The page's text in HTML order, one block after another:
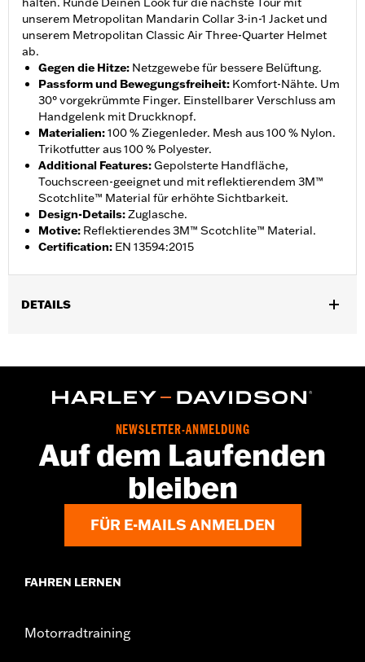
unserem Metropolitan Mandarin Collar 3-in-1 Jacket und
unserem Metropolitan Classic Air Three-Quarter Helmet
ab.
Gegen die Hitze: Netzgewebe für bessere Belüftung.
Passform und Bewegungsfreiheit: Komfort-Nähte. Um
30° vorgekrümmte Finger. Einstellbarer Verschluss am
Handgelenk mit Druckknopf.
Materialien:100 % Ziegenleder. Mesh aus 100 % Nylon.
Trikotfutter aus 100 % Polyester.
Additional Features:Gepolsterte Handfläche,
Touchscreen-geeignet und mit reflektierendem 3M™
Scotchlite™ Material für erhöhte Sichtbarkeit.
Design-Details:Zuglasche.
Motive: Reflektierendes 3M™ Scotchlite™ Material.
Certification: EN 13594:2015
DETAILS
Funktionsmerkmale:Touchscreen-kompatibel,Reflektierend,
GARANTIE:2 Jahre beschränkte Garantie – Alle Details dazu auf
www.h-d.com/warranty
Herkunft:
Importiert
NEWSLETTER-ANMELDUNG
Auf dem Laufenden
bleiben
FÜR E-MAILS ANMELDEN
FAHREN LERNEN
Motorradtraining